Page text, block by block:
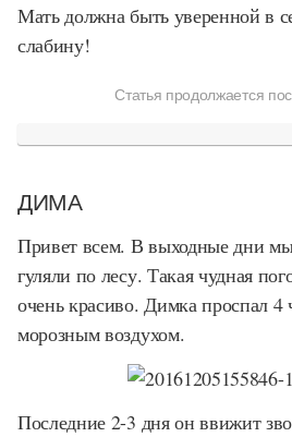
Мать должна быть уверенной в
слабину!
Статья продолжается
ДИМА
Привет всем. В выходные дни
гуляли по лесу. Такая чудная
очень красиво. Димка проспал 4
морозным воздухом.
Последние 2-3 дня он ввижит